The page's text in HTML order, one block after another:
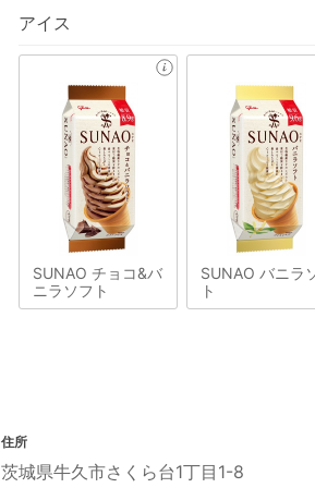
アイス
SUNAO チョコ&バ
ニラソフト
SUNAO バニラ
ト
住所
茨城県牛久市さくら台1丁目1-8